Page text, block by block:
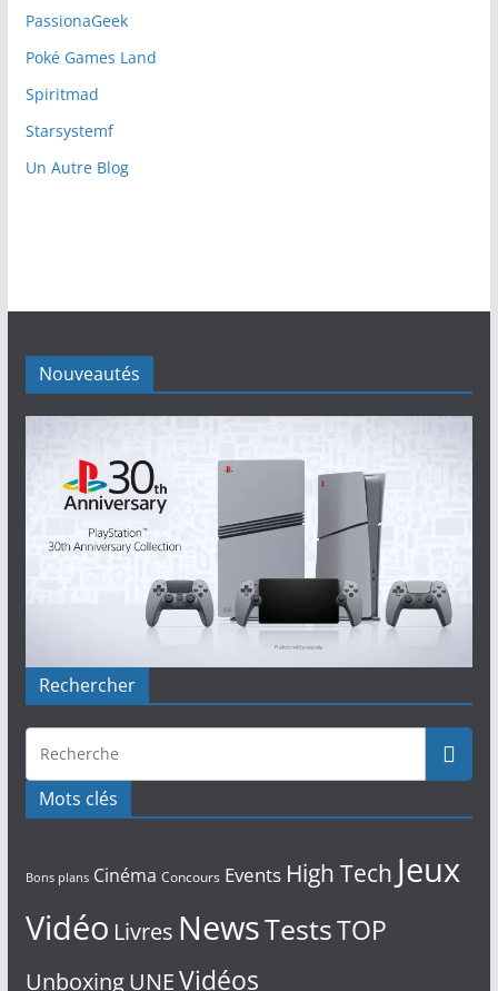
PassionaGeek
Poké Games Land
Spiritmad
Starsystemf
Un Autre Blog
Nouveautés
Rechercher
Mots clés
Bons plans Cinéma Concours Events High Tech Jeux
Vidéo Livres NewsTestsTOP
UnboxingUNEVidéos